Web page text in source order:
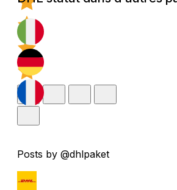
Posts by @dhlpaket